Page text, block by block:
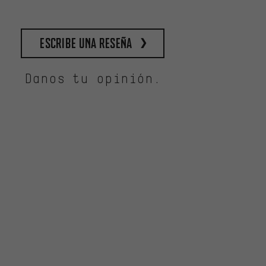
escribe una reseña
Danos tu opinión.